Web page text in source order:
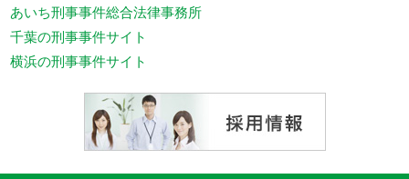
あいち刑事事件総合法律事務所
千葉の刑事事件サイト
横浜の刑事事件サイト